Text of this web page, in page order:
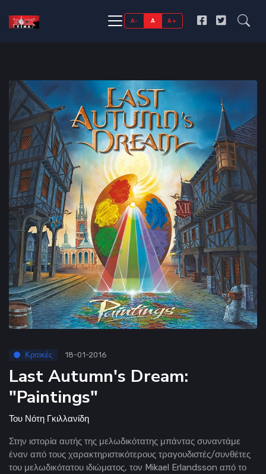
A- A A+
Κριτικές 18-01-2016
Last Autumn's Dream:
"Paintings"
Του Νότη Γκιλλανίδη
Στην ιστορία αυτής της μελωδικότατης μπάντας συναντάμε
έναν από τους χαρακτηριστικότερους τραγουδιστές/συνθέτες
του μελωδικότατου ιδιώματος, τον Mikael Erlandsson από το